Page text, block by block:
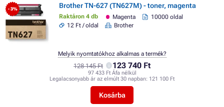
- 3% Brother TN-627 (TN627M) - toner, magenta
Raktáron 4 db Magenta
10000 oldal
12 Ft / oldal
Brother
128 145 Ft 123 740 Ft
97 433 Ft Áfa nélkül
Legalacsonyabb ár az elmúlt 30 napban: 121 100 Ft
Kosárba
Melyik nyomtatókhoz alkalmas a termék?